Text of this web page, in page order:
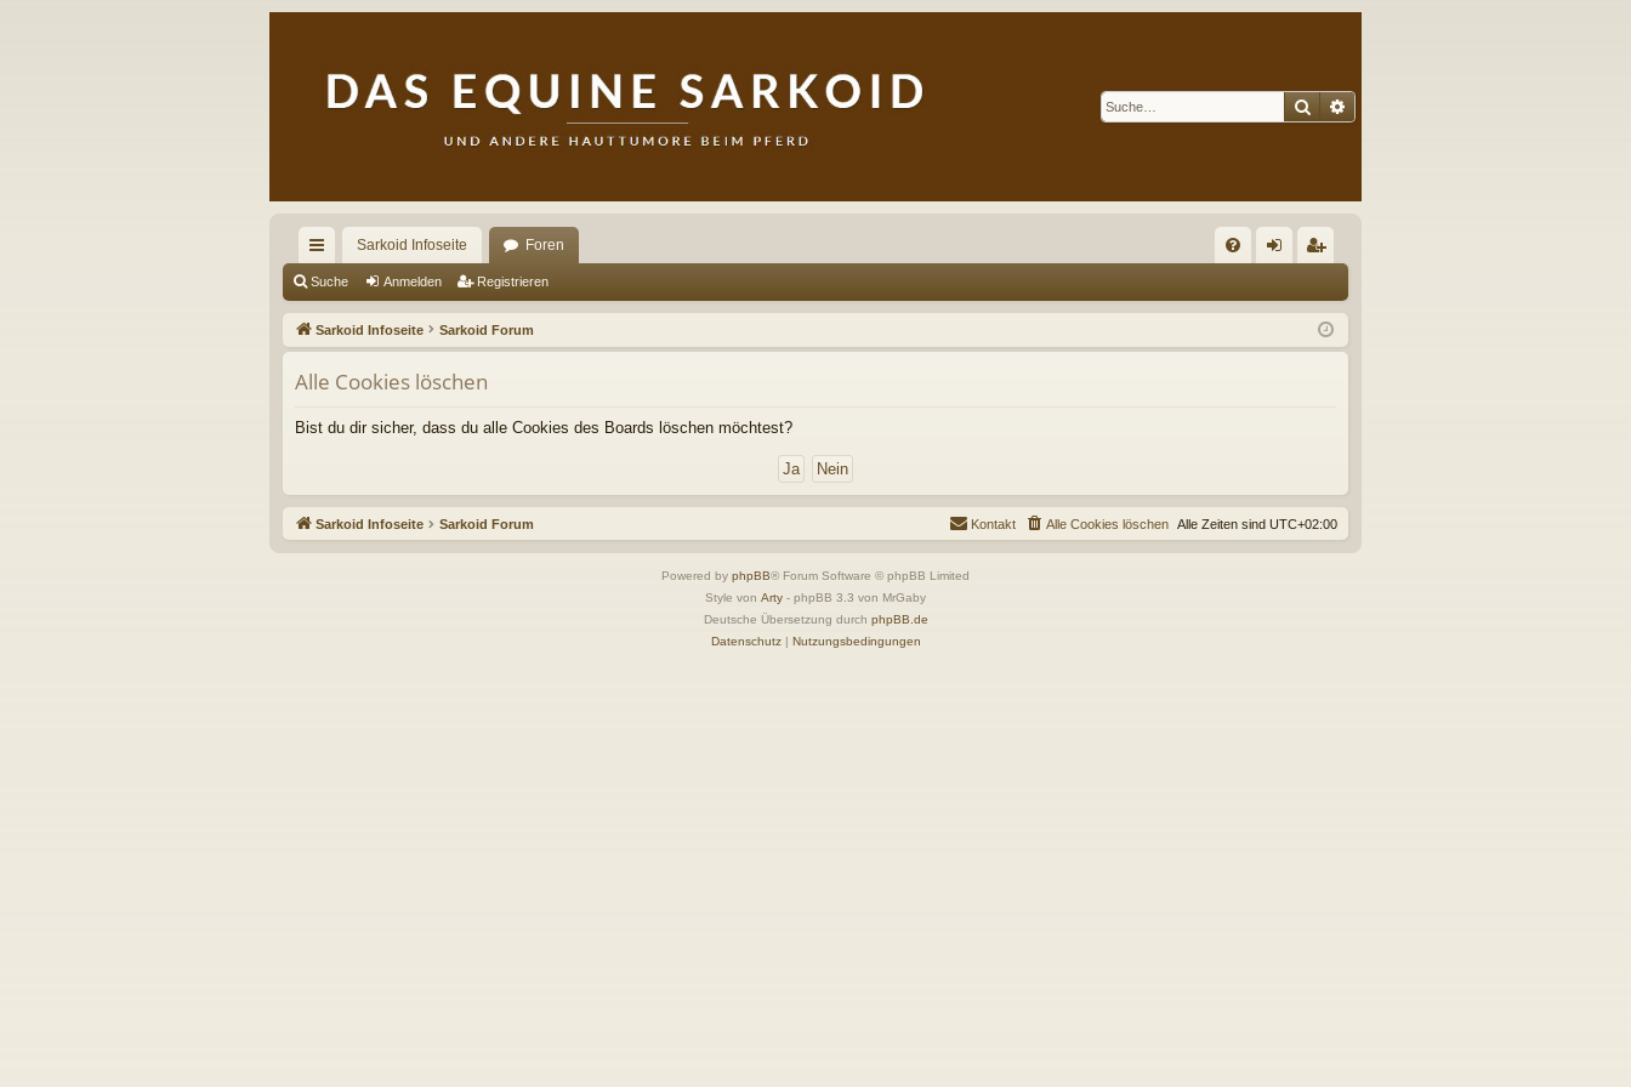
Suche
ch
ne
llz
ug
riff
Sarkoid Infoseite Foren
Q m
el
ist
rie
Suche Anmelden Registrieren
Sarkoid Infoseite Sarkoid Forum
Alle Cookies löschen
Bist du dir sicher, dass du alle Cookies des Boards löschen möchtest?
Sarkoid Infoseite Sarkoid Forum Alle Zeiten sind UTC+02:00
Alle Cookies löschen
Kontakt
Powered by phpBB® Forum Software © phpBB Limited
Style von Arty - phpBB 3.3 von MrGaby
Deutsche Übersetzung durch phpBB.de
Datenschutz| Nutzungsbedingungen